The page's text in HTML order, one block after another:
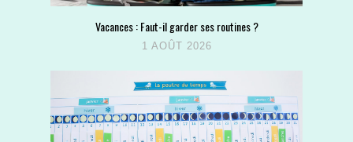
Vacances : Faut-il garder ses routines ?
1 AOÛT 2026